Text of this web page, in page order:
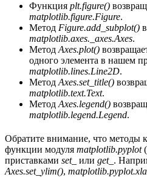
Функция plt.figure()
matplotlib.figure.Figure.
Метод Figure.add_subplot()
matplotlib.axes._axes.Axes.
Метод Axes.plot()
одного элемента в нашем
matplotlib.lines.Line2D.
Метод Axes.set_title()
matplotlib.text.Text.
Метод Axes.legend()
matplotlib.legend.Legend.
Обратите внимание, что методы
функции модуля matplotlib.pyplot
приставками set_ или get_ .
Axes.set_ylim(),